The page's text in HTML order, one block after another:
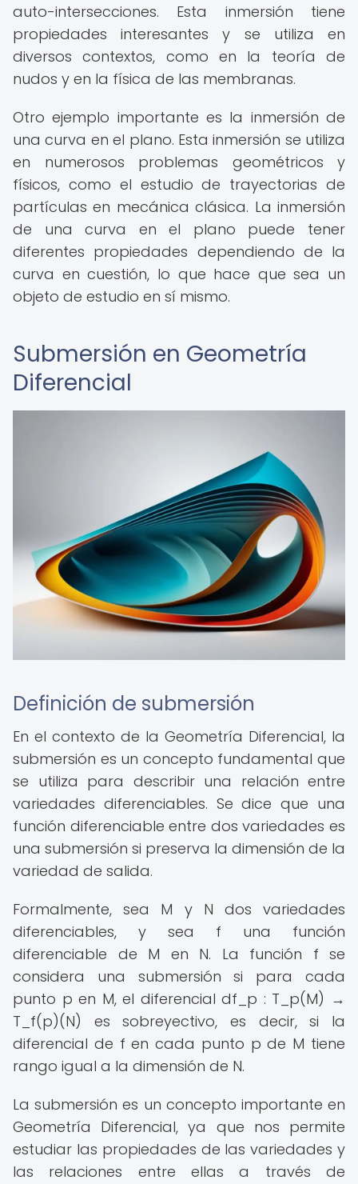
auto-intersecciones. Esta inmersión tiene
propiedades interesantes y se utiliza en
diversos contextos, como en la teoría de
nudos y en la física de las membranas.
Otro ejemplo importante es la inmersión de
una curva en el plano. Esta inmersión se utiliza
en numerosos problemas geométricos y
físicos, como el estudio de trayectorias de
partículas en mecánica clásica. La inmersión
de una curva en el plano puede tener
diferentes propiedades dependiendo de la
curva en cuestión, lo que hace que sea un
objeto de estudio en sí mismo.
Submersión en Geometría
Diferencial
Definición de submersión
En el contexto de la Geometría Diferencial, la
submersión es un concepto fundamental que
se utiliza para describir una relación entre
variedades diferenciables. Se dice que una
función diferenciable entre dos variedades es
una submersión si preserva la dimensión de la
variedad de salida.
Formalmente, sea M y N dos variedades
diferenciables, y sea f una función
diferenciable de M en N. La función f se
considera una submersión si para cada
punto p en M, el diferencial df_p : T_p(M) →
T_f(p)(N) es sobreyectivo, es decir, si la
diferencial de f en cada punto p de M tiene
rango igual a la dimensión de N.
La submersión es un concepto importante en
Geometría Diferencial, ya que nos permite
estudiar las propiedades de las variedades y
las relaciones entre ellas a través de